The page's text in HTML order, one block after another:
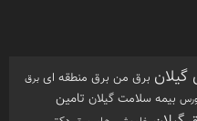
گیلان برق من برق منطقه ای برق
بیمه سلامت گیلان تامین